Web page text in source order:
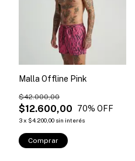
Malla Offline Pink
$12.600,00
$42.000,00
70% OFF
3x $4.200,00 sin interés
Comprar